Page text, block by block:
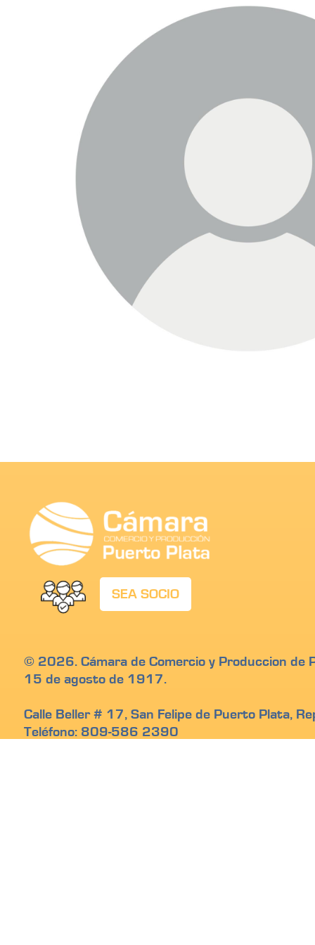
SEA SOCIO
© 2026. Cámara de Comercio y Produccion de
15 de agosto de 1917.
Calle Beller # 17, San Felipe de Puerto Plata,
Teléfono: 809-586 2390